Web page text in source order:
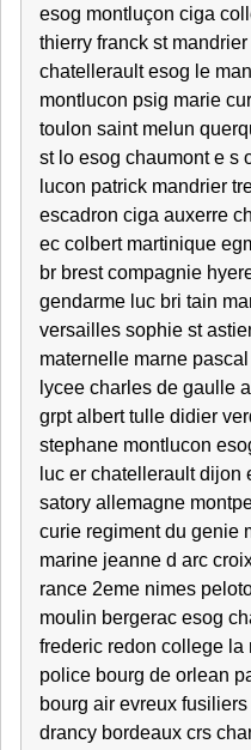
esog montluçon ciga
thierry franck st
chatellerault esog le
montlucon psig marie
toulon saint melun
st lo esog chaumont e s
lucon patrick mandrier
escadron ciga auxerre
ec colbert martinique
br brest compagnie
gendarme luc bri tain
versailles sophie st
maternelle marne
lycee charles de gaulle
grpt albert tulle didier
stephane montlucon
luc er chatellerault
satory allemagne
curie regiment du genie
marine jeanne d arc
rance 2eme nimes
moulin bergerac esog
frederic redon college
police bourg de orlean
bourg air evreux
drancy bordeaux crs